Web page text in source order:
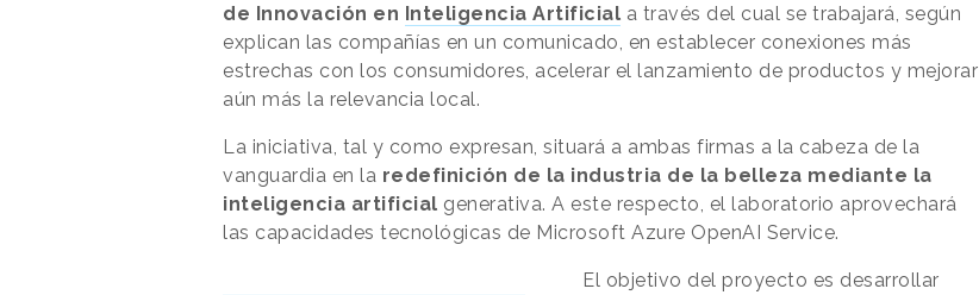
de Innovación en Inteligencia Artificial a través del cual se trabajará, según
explican las compañías en un comunicado, en establecer conexiones más
estrechas con los consumidores, acelerar el lanzamiento de productos y mejorar
aún más la relevancia local.
La iniciativa, tal y como expresan, situará a ambas firmas a la cabeza de la
vanguardia en la redefinición de la industria de la belleza mediante la
inteligencia artificial generativa. A este respecto, el laboratorio aprovechará
las capacidades tecnológicas de Microsoft Azure OpenAI Service.
El objetivo del proyecto es desarrollar